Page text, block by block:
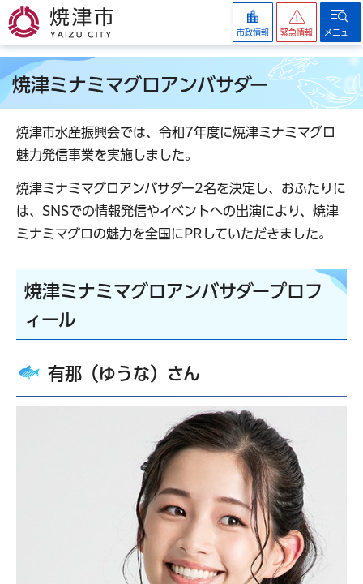
焼津市
市政情報 緊急情報 メニュー
焼津ミナミマグロアンバサダー
焼津市水産振興会では、令和7年度に焼津ミナミマグロ
魅力発信事業を実施しました。
焼津ミナミマグロアンバサダー2名を決定し、おふたりに
は、SNSでの情報発信やイベントへの出演により、焼津
ミナミマグロの魅力を全国にPRしていただきました。
焼津ミナミマグロアンバサダープロフ
ィール
有那（ゆうな）さん